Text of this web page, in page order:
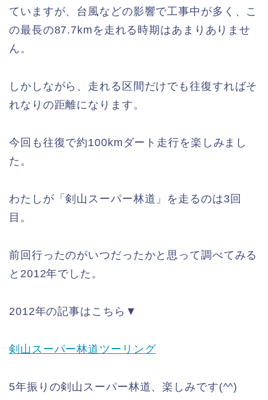
ていますが、台風などの影響で工事中が多く、こ
の最長の87.7kmを走れる時期はあまりありませ
ん。
しかしながら、走れる区間だけでも往復すればそ
れなりの距離になります。
今回も往復で約100kmダート走行を楽しみまし
た。
わたしが「剣山スーパー林道」を走るのは3回
目。
前回行ったのがいつだったかと思って調べてみる
と2012年でした。
2012年の記事はこちら▼
剣山スーパー林道ツーリング
5年振りの剣山スーパー林道、楽しみです(^^)